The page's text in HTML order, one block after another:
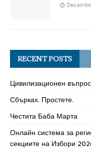
RECENT POSTS
Цивилизационен
Сбърках. Простете.
Честита Баба Марта
Онлайн система за
секциите на Избори